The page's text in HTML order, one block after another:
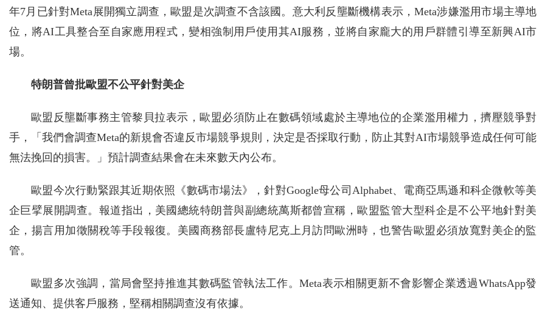
年7月已針對Meta展開獨立調查，歐盟是次調查不含該國。意大利反壟斷機構表示，Meta涉嫌濫用市場主導地
位，將AI工具整合至自家應用程式，變相強制用戶使用其AI服務，並將自家龐大的用戶群體引導至新興AI市
場。
特朗普曾批歐盟不公平針對美企
歐盟反壟斷事務主管黎貝拉表示，歐盟必須防止在數碼領域處於主導地位的企業濫用權力，擠壓競爭對
手，「我們會調查Meta的新規會否違反市場競爭規則，決定是否採取行動，防止其對AI市場競爭造成任何可能
無法挽回的損害。」預計調查結果會在未來數天內公布。
歐盟今次行動緊跟其近期依照《數碼市場法》，針對Google母公司Alphabet、電商亞馬遜和科企微軟等美
企巨擘展開調查。報道指出，美國總統特朗普與副總統萬斯都曾宣稱，歐盟監管大型科企是不公平地針對美
企，揚言用加徵關稅等手段報復。美國商務部長盧特尼克上月訪問歐洲時，也警告歐盟必須放寬對美企的監
管。
歐盟多次強調，當局會堅持推進其數碼監管執法工作。Meta表示相關更新不會影響企業透過WhatsApp發
送通知、提供客戶服務，堅稱相關調查沒有依據。